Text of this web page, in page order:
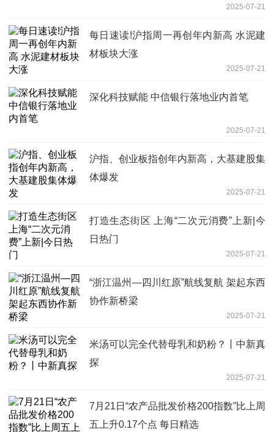
2025-07-21
每日速读!沪指周一再创年内新高 水泥建
材板块大涨
2025-07-21
深化科技赋能 中信银行落地业内首笔
2025-07-21
沪指、创业板指创年内新高，大基建股集
体爆发
2025-07-21
打造生态街区 上海“二次元消费”上新|今
日热门
2025-07-21
“浙江温州—四川红原”航线复航 架起东西
协作新桥梁
2025-07-21
米汤可以完全代替母乳和奶粉？丨中新真
探
2025-07-21
7月21日“农产品批发价格200指数”比上周
五上升0.17个点 每日精选